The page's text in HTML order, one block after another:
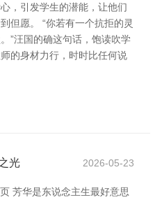
，引发学生的潜能，让他们
但愿。 “你若有一个抗拒的灵
”汪国的确这句话，饱读吹学
的身材力行，时时比任何说
光 2026-05-23
芳华是东说念主生最好意思